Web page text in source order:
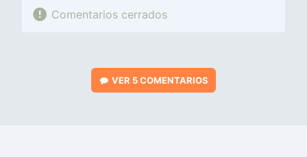
Comentarios cerrados
VER 5 COMENTARIOS